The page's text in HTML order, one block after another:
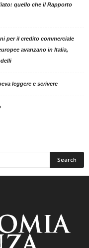
quello che il Rapporto
per il credito commerciale
avanzano in Italia,
leggere e scrivere